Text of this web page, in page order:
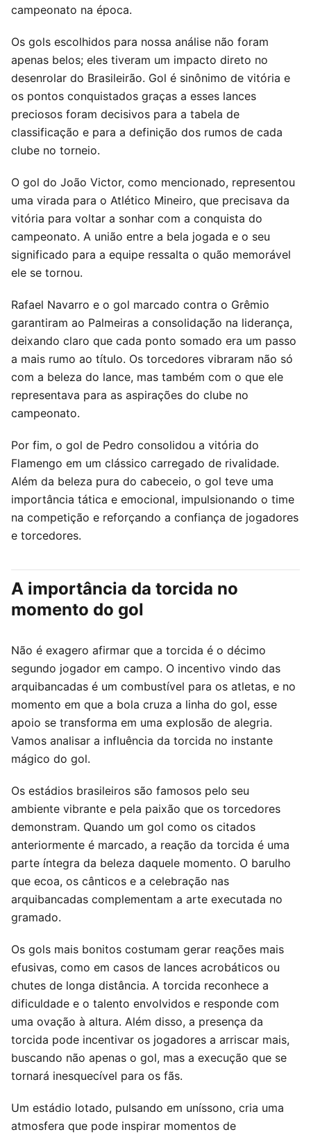
campeonato na época.
Os gols escolhidos para nossa análise não foram
apenas belos; eles tiveram um impacto direto no
desenrolar do Brasileirão. Gol é sinônimo de vitória e
os pontos conquistados graças a esses lances
preciosos foram decisivos para a tabela de
classificação e para a definição dos rumos de cada
clube no torneio.
O gol do João Victor, como mencionado, representou
uma virada para o Atlético Mineiro, que precisava da
vitória para voltar a sonhar com a conquista do
campeonato. A união entre a bela jogada e o seu
significado para a equipe ressalta o quão memorável
ele se tornou.
Rafael Navarro e o gol marcado contra o Grêmio
garantiram ao Palmeiras a consolidação na liderança,
deixando claro que cada ponto somado era um passo
a mais rumo ao título. Os torcedores vibraram não só
com a beleza do lance, mas também com o que ele
representava para as aspirações do clube no
campeonato.
Por fim, o gol de Pedro consolidou a vitória do
Flamengo em um clássico carregado de rivalidade.
Além da beleza pura do cabeceio, o gol teve uma
importância tática e emocional, impulsionando o time
na competição e reforçando a confiança de jogadores
e torcedores.
A importância da torcida no
momento do gol
Não é exagero afirmar que a torcida é o décimo
segundo jogador em campo. O incentivo vindo das
arquibancadas é um combustível para os atletas, e no
momento em que a bola cruza a linha do gol, esse
apoio se transforma em uma explosão de alegria.
Vamos analisar a influência da torcida no instante
mágico do gol.
Os estádios brasileiros são famosos pelo seu
ambiente vibrante e pela paixão que os torcedores
demonstram. Quando um gol como os citados
anteriormente é marcado, a reação da torcida é uma
parte íntegra da beleza daquele momento. O barulho
que ecoa, os cânticos e a celebração nas
arquibancadas complementam a arte executada no
gramado.
Os gols mais bonitos costumam gerar reações mais
efusivas, como em casos de lances acrobáticos ou
chutes de longa distância. A torcida reconhece a
dificuldade e o talento envolvidos e responde com
uma ovação à altura. Além disso, a presença da
torcida pode incentivar os jogadores a arriscar mais,
buscando não apenas o gol, mas a execução que se
tornará inesquecível para os fãs.
Um estádio lotado, pulsando em uníssono, cria uma
atmosfera que pode inspirar momentos de